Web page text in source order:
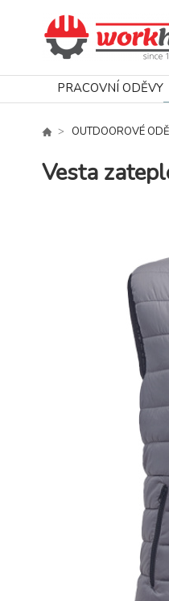
PRACOVNÍ ODĚVY
OUTDOOROVÉ
Vesta